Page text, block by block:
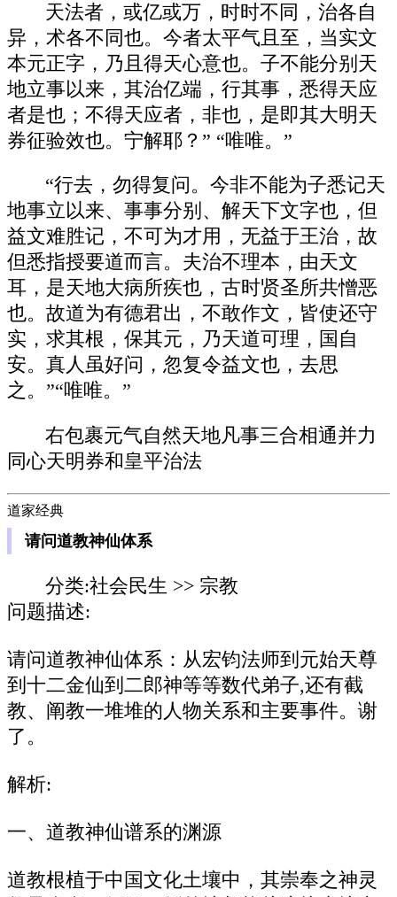
天法者，或亿或万，时时不同，治各自
异，术各不同也。今者太平气且至，当实文
本元正字，乃且得天心意也。子不能分别天
地立事以来，其治亿端，行其事，悉得天应
者是也；不得天应者，非也，是即其大明天
券征验效也。宁解耶？” “唯唯。”
“行去，勿得复问。今非不能为子悉记天
地事立以来、事事分别、解天下文字也，但
益文难胜记，不可为才用，无益于王治，故
但悉指授要道而言。夫治不理本，由天文
耳，是天地大病所疾也，古时贤圣所共憎恶
也。故道为有德君出，不敢作文，皆使还守
实，求其根，保其元，乃天道可理，国自
安。真人虽好问，忽复令益文也，去思
之。”“唯唯。”
右包裹元气自然天地凡事三合相通并力
同心天明券和皇平治法
道家经典
请问道教神仙体系
分类:社会民生 >> 宗教
问题描述:
请问道教神仙体系：从宏钧法师到元始天尊
到十二金仙到二郎神等等数代弟子,还有截
教、阐教一堆堆的人物关系和主要事件。谢
了。
解析:
一、道教神仙谱系的渊源
道教根植于中国文化土壤中，其崇奉之神灵